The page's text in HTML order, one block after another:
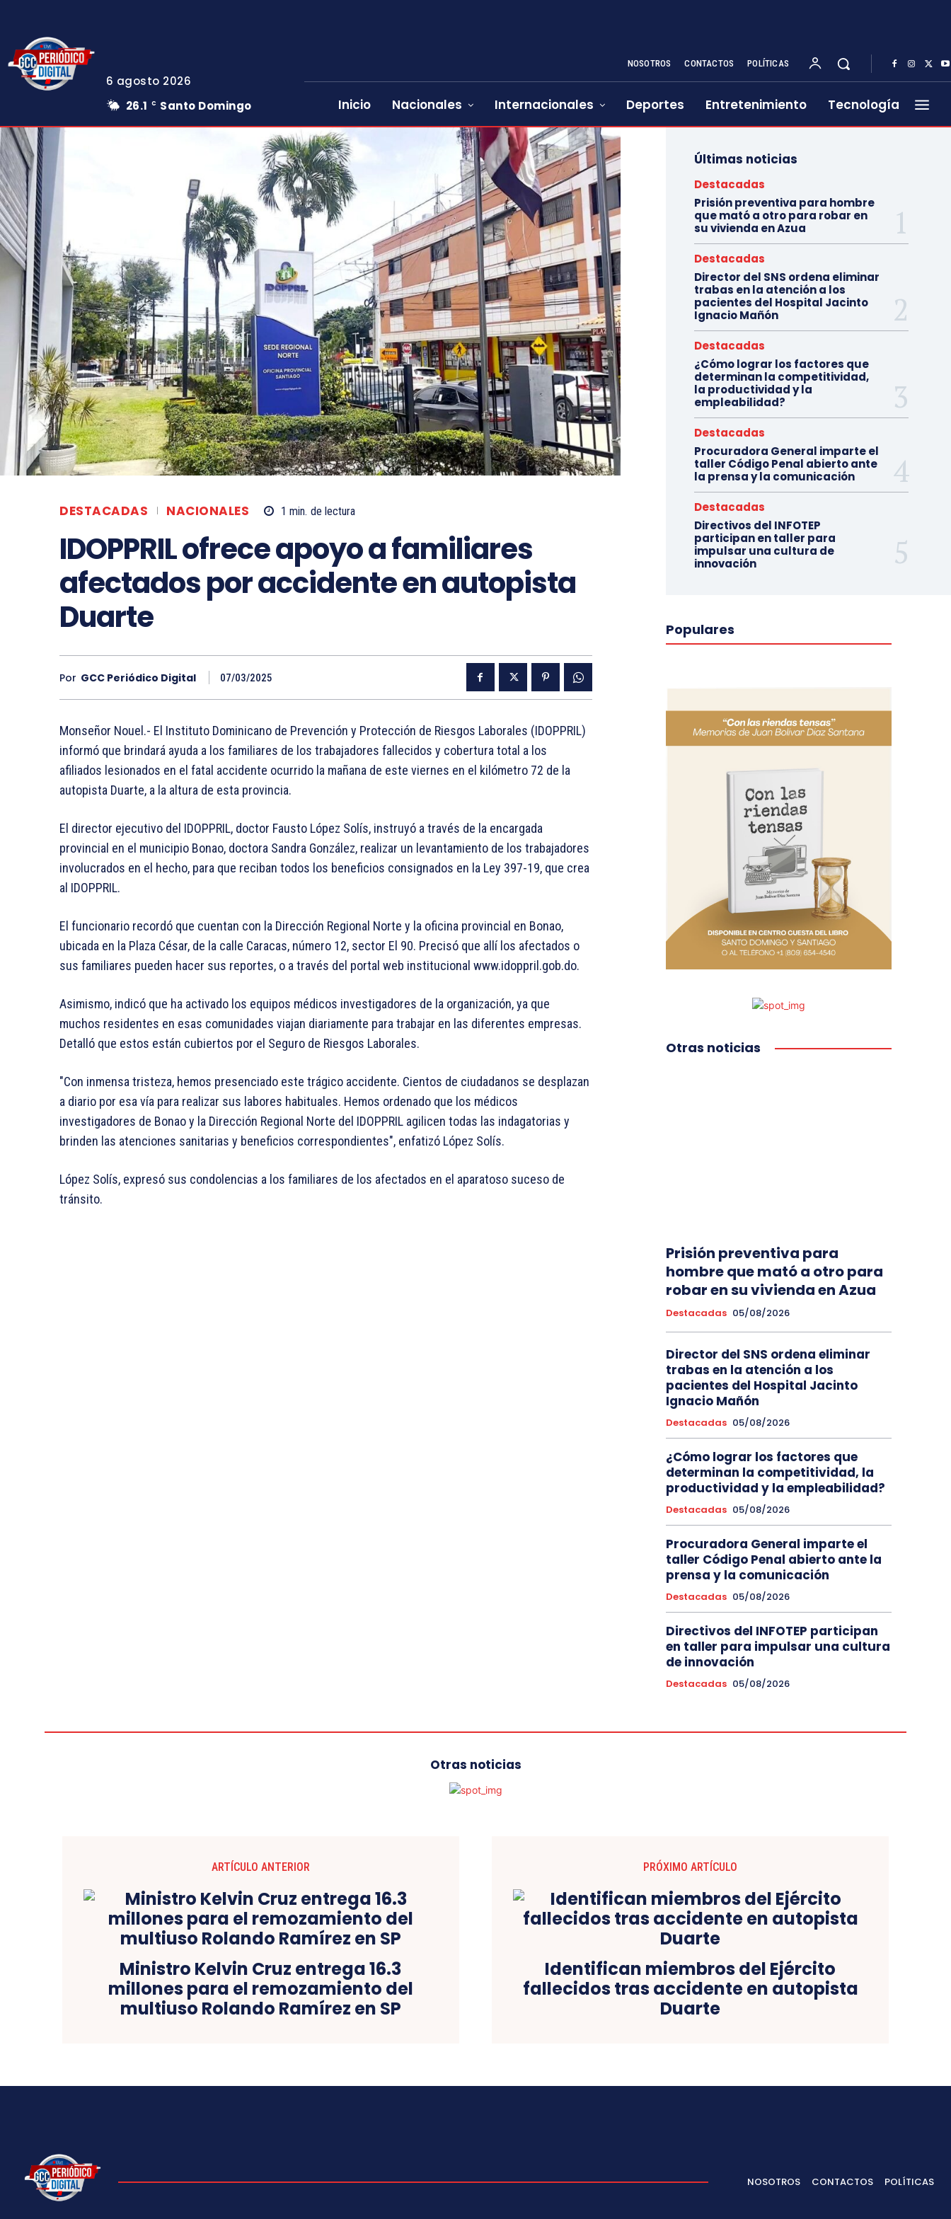
6 agosto 2026
26.1
C Santo Domingo
NOSOTROS CONTACTOS POLÍTICAS
Inicio Nacionales Internacionales Deportes Entretenimiento Tecnología
DESTACADAS NACIONALES 1 min. de lectura
IDOPPRIL ofrece apoyo a familiares
afectados por accidente en autopista
Duarte
Por GCC Periódico Digital 07/03/2025
Monseñor Nouel.- El Instituto Dominicano de Prevención y Protección de Riesgos Laborales (IDOPPRIL)
informó que brindará ayuda a los familiares de los trabajadores fallecidos y cobertura total a los
afiliados lesionados en el fatal accidente ocurrido la mañana de este viernes en el kilómetro 72 de la
autopista Duarte, a la altura de esta provincia.
El director ejecutivo del IDOPPRIL, doctor Fausto López Solís, instruyó a través de la encargada
provincial en el municipio Bonao, doctora Sandra González, realizar un levantamiento de los trabajadores
involucrados en el hecho, para que reciban todos los beneficios consignados en la Ley 397-19, que crea
al IDOPPRIL.
El funcionario recordó que cuentan con la Dirección Regional Norte y la oficina provincial en Bonao,
ubicada en la Plaza César, de la calle Caracas, número 12, sector El 90. Precisó que allí los afectados o
sus familiares pueden hacer sus reportes, o a través del portal web institucional www.idoppril.gob.do.
Asimismo, indicó que ha activado los equipos médicos investigadores de la organización, ya que
muchos residentes en esas comunidades viajan diariamente para trabajar en las diferentes empresas.
Detalló que estos están cubiertos por el Seguro de Riesgos Laborales.
"Con inmensa tristeza, hemos presenciado este trágico accidente. Cientos de ciudadanos se desplazan
a diario por esa vía para realizar sus labores habituales. Hemos ordenado que los médicos
investigadores de Bonao y la Dirección Regional Norte del IDOPPRIL agilicen todas las indagatorias y
brinden las atenciones sanitarias y beneficios correspondientes", enfatizó López Solís.
López Solís, expresó sus condolencias a los familiares de los afectados en el aparatoso suceso de
tránsito.
Últimas noticias
Destacadas
Prisión preventiva para hombre
que mató a otro para robar en
su vivienda en Azua
Destacadas
Director del SNS ordena eliminar
trabas en la atención a los
pacientes del Hospital Jacinto
Ignacio Mañón
Destacadas
¿Cómo lograr los factores que
determinan la competitividad,
la productividad y la
empleabilidad?
Destacadas
Procuradora General imparte el
taller Código Penal abierto ante
la prensa y la comunicación
Destacadas
Directivos del INFOTEP
participan en taller para
impulsar una cultura de
innovación
Populares
Otras noticias
Prisión preventiva para
hombre que mató a otro para
robar en su vivienda en Azua
Destacadas 05/08/2026
Director del SNS ordena eliminar
trabas en la atención a los
pacientes del Hospital Jacinto
Ignacio Mañón
Destacadas 05/08/2026
¿Cómo lograr los factores que
determinan la competitividad, la
productividad y la empleabilidad?
Destacadas 05/08/2026
Procuradora General imparte el
taller Código Penal abierto ante la
prensa y la comunicación
Destacadas 05/08/2026
Directivos del INFOTEP participan
en taller para impulsar una cultura
de innovación
Destacadas 05/08/2026
Otras noticias
ARTÍCULO ANTERIOR
Ministro Kelvin Cruz entrega 16.3
millones para el remozamiento del
multiuso Rolando Ramírez en SP
PRÓXIMO ARTÍCULO
Identifican miembros del Ejército
fallecidos tras accidente en autopista
Duarte
NOSOTROS CONTACTOS POLÍTICAS